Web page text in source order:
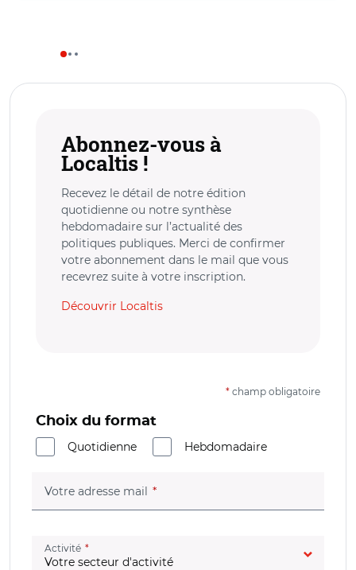
Abonnez-vous à
Localtis !
Recevez le détail de notre édition
quotidienne ou notre synthèse
hebdomadaire sur l’actualité des
politiques publiques. Merci de confirmer
votre abonnement dans le mail que vous
recevrez suite à votre inscription.
Découvrir Localtis
* champ obligatoire
Choix du format
Quotidienne
Hebdomadaire
Votre adresse mail (champ obligatoire)
Activité (champ obligatoire)